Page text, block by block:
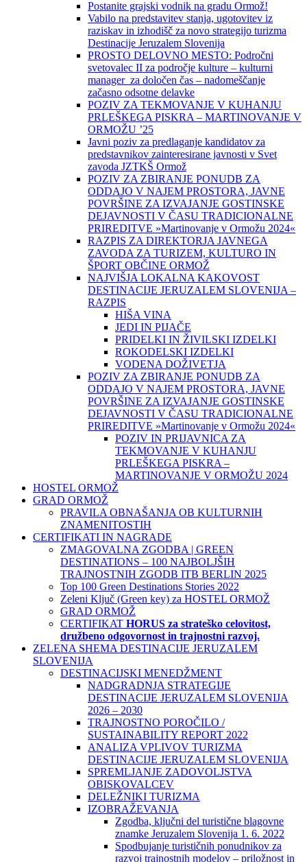
Postanite grajski vodnik na gradu Ormož!
Vabilo na predstavitev stanja, ugotovitev iz
raziskav in izhodišč za novo strategijo turizma
Destinacije Jeruzalem Slovenija
PROSTO DELOVNO MESTO: Področni
svetovalec II za področje kulture – kulturni
manager za določen čas – nadomeščanje
začasno odsotne delavke
POZIV ZA TEKMOVANJE V KUHANJU
PRLEŠKEGA PISKRA – MARTINOVANJE V
ORMOŽU ’25
Javni poziv za predlaganje kandidatov za
predstavnikov zainteresirane javnosti v Svet
zavoda JZTKŠ Ormož
POZIV ZA ZBIRANJE PONUDB ZA
ODDAJO V NAJEM PROSTORA, JAVNE
POVRŠINE ZA IZVAJANJE GOSTINSKE
DEJAVNOSTI V ČASU TRADICIONALNE
PRIREDITVE »Martinovanje v Ormožu 2024«
RAZPIS ZA DIREKTORJA JAVNEGA
ZAVODA ZA TURIZEM, KULTURO IN
ŠPORT OBČINE ORMOŽ
NAJVIŠJA LOKALNA KAKOVOST
DESTINACIJE JERUZALEM SLOVENIJA –
RAZPIS
HIŠA VINA
JEDI IN PIJAČE
PRIDELKI IN ŽIVILSKI IZDELKI
ROKODELSKI IZDELKI
VODENA DOŽIVETJA
POZIV ZA ZBIRANJE PONUDB ZA
ODDAJO V NAJEM PROSTORA, JAVNE
POVRŠINE ZA IZVAJANJE GOSTINSKE
DEJAVNOSTI V ČASU TRADICIONALNE
PRIREDITVE »Martinovanje v Ormožu 2024«
POZIV IN PRIJAVNICA ZA
TEKMOVANJE V KUHANJU
PRLEŠKEGA PISKRA –
MARTINOVANJE V ORMOŽU 2024
HOSTEL ORMOŽ
GRAD ORMOŽ
PRAVILA OBNAŠANJA OB KULTURNIH
ZNAMENITOSTIH
CERTIFIKATI IN NAGRADE
ZMAGOVALNA ZGODBA | GREEN
DESTINATIONS – 100 NAJBOLJŠIH
TRAJNOSTNIH ZGODB ITB BERLIN 2025
Top 100 Green Destinations Stories 2022
Zeleni Ključ (Green key) za HOSTEL ORMOŽ
GRAD ORMOŽ
CERTIFIKAT HORUS za strateško celovitost,
družbeno odgovornost in trajnostni razvoj.
ZELENA SHEMA DESTINACIJE JERUZALEM
SLOVENIJA
DESTINACIJSKI MENEDŽMENT
NADGRADNJA STRATEGIJE
DESTINACIJE JERUZALEM SLOVENIJA
2026 – 2030
TRAJNOSTNO POROČILO /
SUSTAINABILITY REPORT 2022
ANALIZA VPLIVOV TURIZMA
DESTINACIJE JERUZALEM SLOVENIJA
SPREMLJANJE ZADOVOLJSTVA
OBISKOVALCEV
DELEŽNIKI TURIZMA
IZOBRAŽEVANJA
Zgodba, ključni del turistične blagovne
znamke Jeruzalem Slovenija 1. 6. 2022
Spodbujanje turističnih ponudnikov za
razvoj trajnostnih modelov – priložnost in